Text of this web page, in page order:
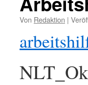
Von Redaktion |